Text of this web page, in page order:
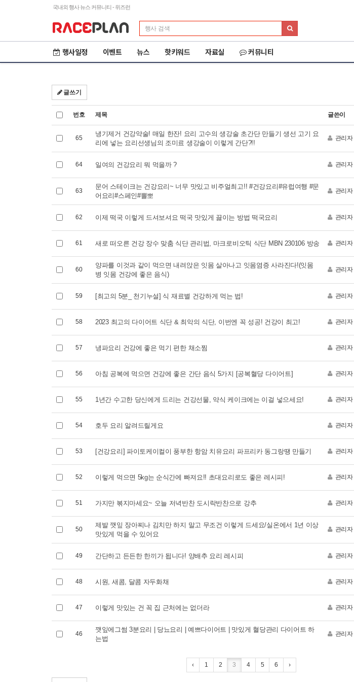
국내외 행사 뉴스 커뮤니티 - 위즈런
행사일정 이벤트 뉴스 핫키워드 자료실 커뮤니티
글쓰기
번호 제목 글쓴이
65
냉기제거 건강약술! 매일 한잔! 요리 고수의 생강술 초간단 만들기 생선 고기 요
리에 넣는 요리선생님의 조미료 생강술이 이렇게 간단?!!
관리자
64 일여의 건강요리 뭐 먹을까 ? 관리자
63
문어 스테이크는 건강요리~ 너무 맛있고 비주얼최고!! #건강요리#유럽여행 #문
어요리#스페인#뽈뽀
관리자
62 이제 떡국 이렇게 드셔보셔요 떡국 맛있게 끓이는 방법 떡국요리 관리자
61 새로 떠오른 건강 장수 맞춤 식단 관리법, 마크로비오틱 식단 MBN 230106 방송 관리자
60
양파를 이것과 같이 먹으면 내려앉은 잇몸 살아나고 잇몸염증 사라진다!(잇몸
병 잇몸 건강에 좋은 음식)
관리자
59 [최고의 5분_ 천기누설] 식 재료별 건강하게 먹는 법! 관리자
58 2023 최고의 다이어트 식단 & 최악의 식단, 이번엔 꼭 성공! 건강이 최고! 관리자
57 냉파요리 건강에 좋은 먹기 편한 채소찜 관리자
56 아침 공복에 먹으면 건강에 좋은 간단 음식 5가지 [공복혈당 다이어트] 관리자
55 1년간 수고한 당신에게 드리는 건강선물, 약식 케이크에는 이걸 넣으세요! 관리자
54 호두 요리 알려드릴게요 관리자
53 [건강요리] 파이토케이컬이 풍부한 항암 치유요리 파프리카 동그랑땡 만들기 관리자
52 이렇게 먹으면 5kg는 순식간에 빠져요!! 초대요리로도 좋은 레시피! 관리자
51 가지만 볶지마세요~ 오늘 저녁반찬 도시락반찬으로 강추 관리자
50
제발 깻잎 장아찌나 김치만 하지 말고 무조건 이렇게 드세요/실온에서 1년 이상
맛있게 먹을 수 있어요
관리자
49 간단하고 든든한 한끼가 됩니다! 양배추 요리 레시피 관리자
48 시원, 새콤, 달콤 자두화채 관리자
47 이렇게 맛있는 건 꼭 집 근처에는 없더라 관리자
46
깻잎에그썸 3분요리 | 당뇨요리 | 예쁘다이어트 | 맛있게 혈당관리 다이어트 하
는법
관리자
‹ 1 2 3 4 5 6 ›
제23회 철원DMZ 국제
평화마라톤
2026.09.05 (토)
2026 세나 설악그란폰
도
2026.06.20 (토)
2026 화천DMZ랠리
2026.05.17 (일)